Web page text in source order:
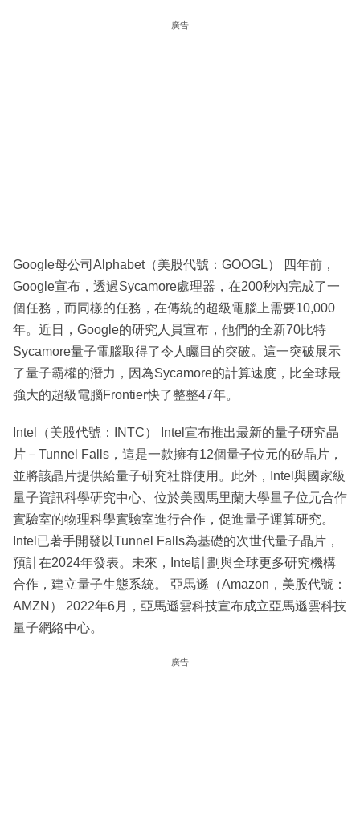
廣告
Google母公司Alphabet（美股代號：GOOGL） 四年前，
Google宣布，透過Sycamore處理器，在200秒內完成了一
個任務，而同樣的任務，在傳統的超級電腦上需要10,000
年。近日，Google的研究人員宣布，他們的全新70比特
Sycamore量子電腦取得了令人矚目的突破。這一突破展示
了量子霸權的潛力，因為Sycamore的計算速度，比全球最
強大的超級電腦Frontier快了整整47年。
Intel（美股代號：INTC） Intel宣布推出最新的量子研究晶
片－Tunnel Falls，這是一款擁有12個量子位元的矽晶片，
並將該晶片提供給量子研究社群使用。此外，Intel與國家級
量子資訊科學研究中心、位於美國馬里蘭大學量子位元合作
實驗室的物理科學實驗室進行合作，促進量子運算研究。
Intel已著手開發以Tunnel Falls為基礎的次世代量子晶片，
預計在2024年發表。未來，Intel計劃與全球更多研究機構
合作，建立量子生態系統。 亞馬遜（Amazon，美股代號：
AMZN） 2022年6月，亞馬遜雲科技宣布成立亞馬遜雲科技
量子網絡中心。
廣告